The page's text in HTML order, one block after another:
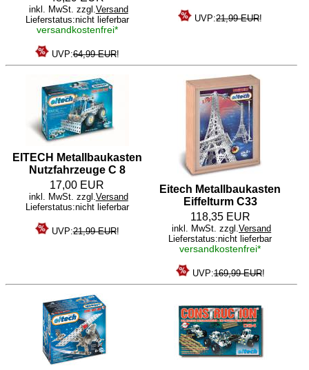
inkl. MwSt. zzgl. Versand
Lieferstatus:nicht lieferbar
versandkostenfrei*
UVP:64,99 EUR!
UVP:21,99 EUR!
EITECH Metallbaukasten
Nutzfahrzeuge C 8
17,00 EUR
inkl. MwSt. zzgl.Versand
Lieferstatus:nicht lieferbar
UVP:21,99 EUR!
Eitech Metallbaukasten
Eiffelturm C33
118,35 EUR
inkl. MwSt. zzgl.Versand
Lieferstatus:nicht lieferbar
versandkostenfrei*
UVP:169,99 EUR!